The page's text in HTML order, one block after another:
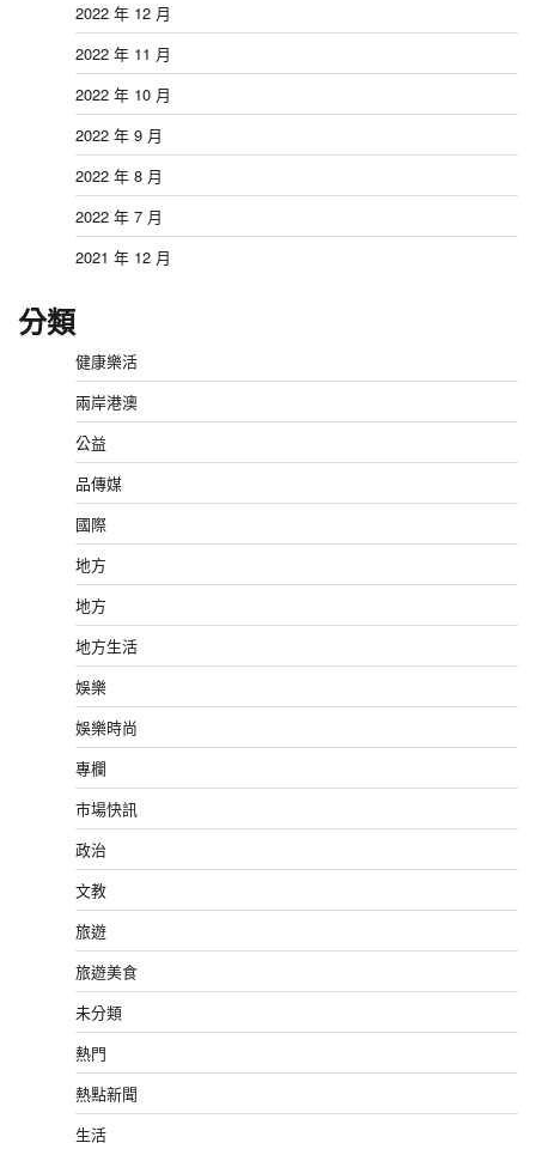
2022 年 12 月
2022 年 11 月
2022 年 10 月
2022 年 9 月
2022 年 8 月
2022 年 7 月
2021 年 12 月
分類
健康樂活
兩岸港澳
公益
品傳媒
國際
地方
地方
地方生活
娛樂
娛樂時尚
專欄
市場快訊
政治
文教
旅遊
旅遊美食
未分類
熱門
熱點新聞
生活